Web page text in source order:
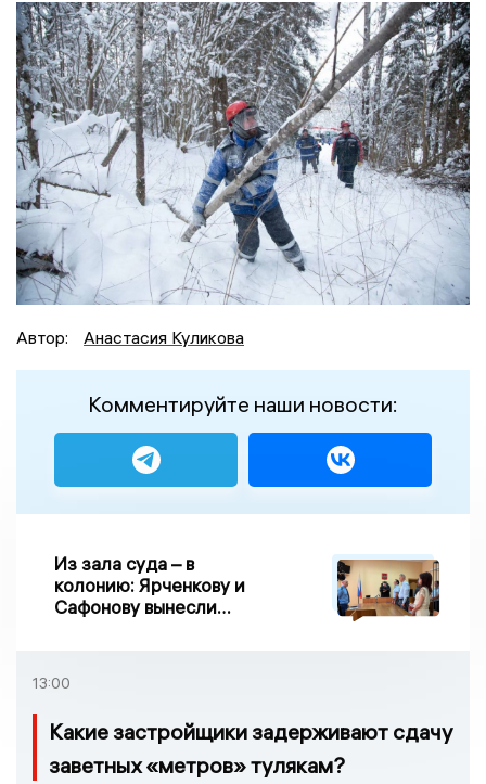
Автор: Анастасия Куликова
Комментируйте наши новости:
Из зала суда – в
колонию: Ярченкову и
Сафонову вынесли
13:00
Какие застройщики задерживают сдачу
заветных «метров» тулякам?